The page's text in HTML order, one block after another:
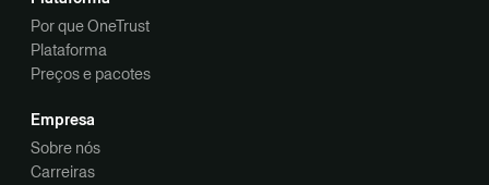
Por que OneTrust
Plataforma
Preços e pacotes
Empresa
Sobre nós
Carreiras